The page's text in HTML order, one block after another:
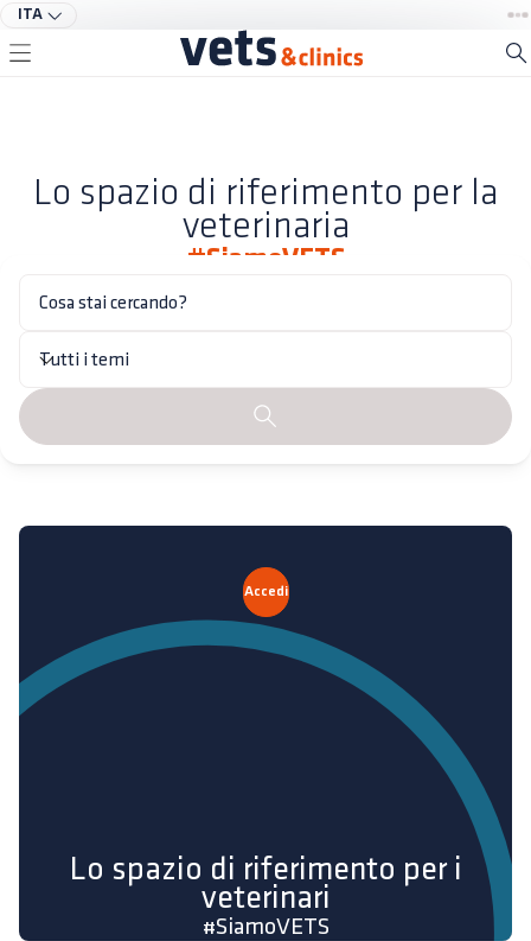
ITA
Lo spazio di riferimento per la
veterinaria
#SiamoVETS
Lo spazio di riferimento per i
veterinari
#SiamoVETS
Accedi